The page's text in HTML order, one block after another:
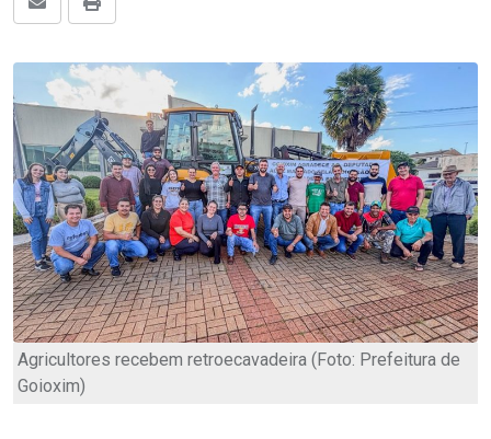
Agricultores recebem retroecavadeira (Foto: Prefeitura de
Goioxim)